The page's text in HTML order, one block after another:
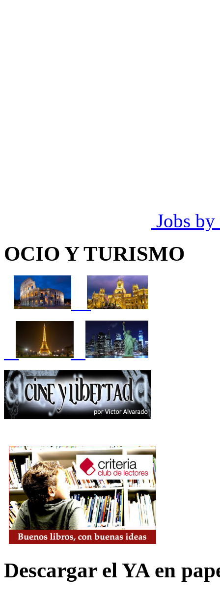
Jobs by
OCIO Y TURISMO
Descargar el YA en